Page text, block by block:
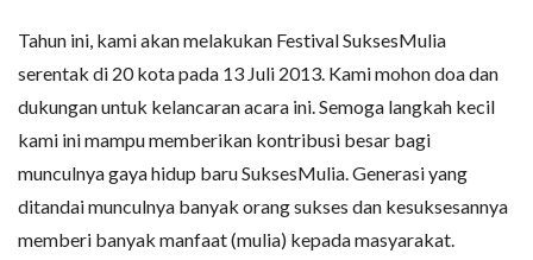
Tahun ini, kami akan melakukan Festival SuksesMulia
serentak di 20 kota pada 13 Juli 2013. Kami mohon doa dan
dukungan untuk kelancaran acara ini. Semoga langkah kecil
kami ini mampu memberikan kontribusi besar bagi
munculnya gaya hidup baru SuksesMulia. Generasi yang
ditandai munculnya banyak orang sukses dan kesuksesannya
memberi banyak manfaat (mulia) kepada masyarakat.